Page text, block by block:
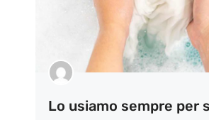
Lo usiamo sempre per